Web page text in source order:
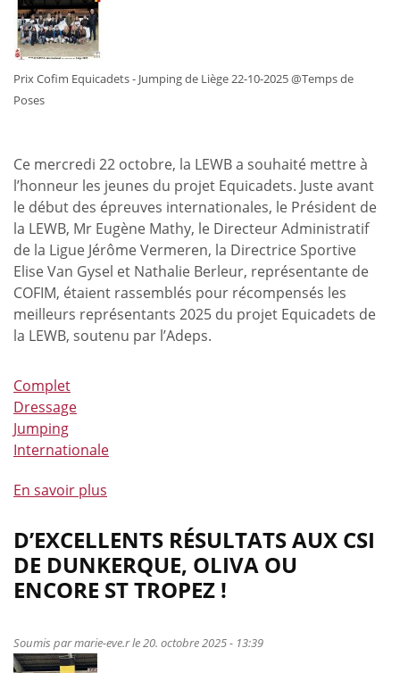
Prix Cofim Equicadets - Jumping de Liège 22-10-2025 @Temps de
Poses
Ce mercredi 22 octobre, la LEWB a souhaité mettre à
l’honneur les jeunes du projet Equicadets. Juste avant
le début des épreuves internationales, le Président de
la LEWB, Mr Eugène Mathy, le Directeur Administratif
de la Ligue Jérôme Vermeren, la Directrice Sportive
Elise Van Gysel et Nathalie Berleur, représentante de
COFIM, étaient rassemblés pour récompensés les
meilleurs représentants 2025 du projet Equicadets de
la LEWB, soutenu par l’Adeps.
Complet
Dressage
Jumping
Internationale
En savoir plus
de
Première
édition
de
remise
D’EXCELLENTS RÉSULTATS AUX CSI
DE DUNKERQUE, OLIVA OU
ENCORE ST TROPEZ !
Soumis parmarie-eve.rle 20. octobre 2025 - 13:39